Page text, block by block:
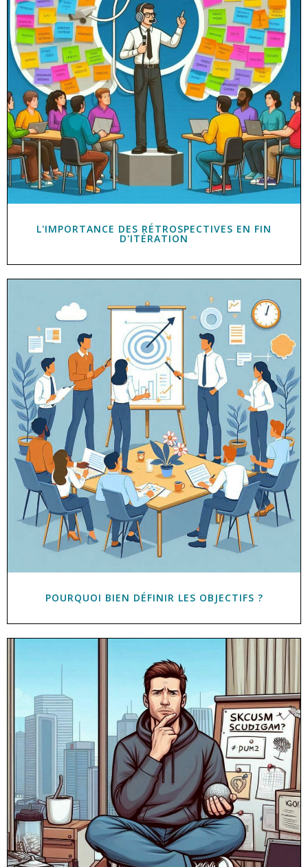
L'IMPORTANCE DES RÉTROSPECTIVES EN FIN
D'ITÉRATION
POURQUOI BIEN DÉFINIR LES OBJECTIFS ?